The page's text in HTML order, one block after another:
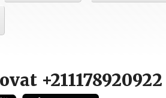
+211178920922